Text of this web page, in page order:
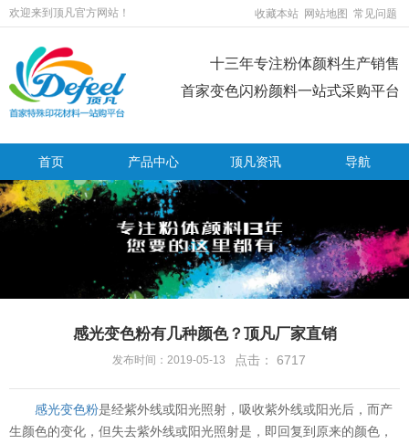
欢迎来到顶凡官方网站！ 收藏本站 网站地图 常见问题
十三年专注粉体颜料生产销售
首家变色闪粉颜料一站式采购平台
首页 产品中心 顶凡资讯 导航
感光变色粉有几种颜色？顶凡厂家直销
发布时间：2019-05-13 点击： 6717
感光变色粉是经紫外线或阳光照射，吸收紫外线或阳光后，而产
生颜色的变化，但失去紫外线或阳光照射是，即回复到原来的颜色，